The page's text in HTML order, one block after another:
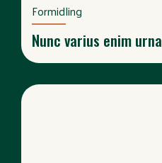
Formidling
Nunc varius enim urna